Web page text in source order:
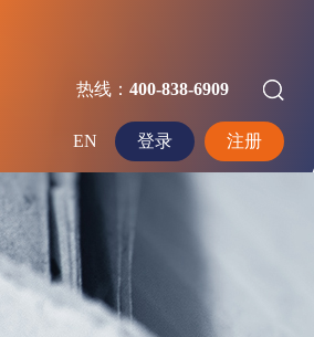
热线：400-838-6909
EN 登录 注册